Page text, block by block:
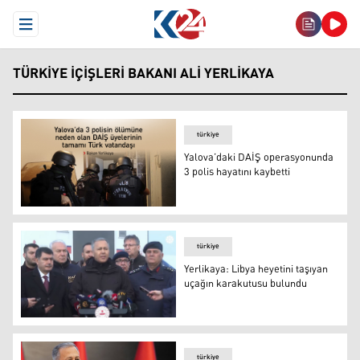
Open Menu
TÜRKIYE İÇIŞLERI BAKANI ALI YERLIKAYA
Yalova’daki DAİŞ operasyonunda 3 polis hayatını
türkiye
Yalova’daki DAİŞ operasyonunda
3 polis hayatını kaybetti
Yerlikaya: Libya heyetini taşıyan uçağın karakutusu
türkiye
Yerlikaya: Libya heyetini taşıyan
uçağın karakutusu bulundu
türkiye